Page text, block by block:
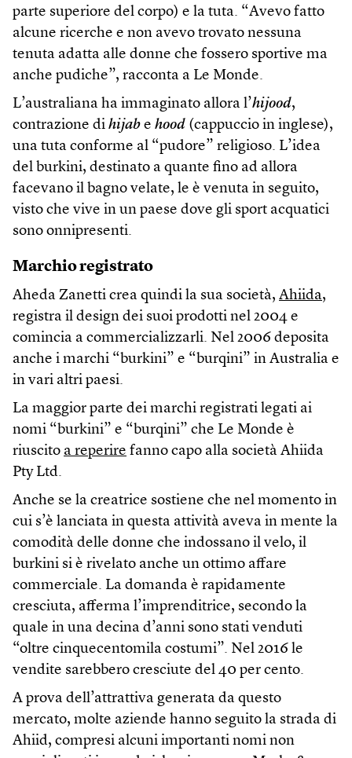
parte superiore del corpo) e la tuta. “Avevo fatto
alcune ricerche e non avevo trovato nessuna
tenuta adatta alle donne che fossero sportive ma
anche pudiche”, racconta a Le Monde.
L’australiana ha immaginato allora l’hijood,
contrazione di hijab e hood (cappuccio in inglese),
una tuta conforme al “pudore” religioso. L’idea
del burkini, destinato a quante fino ad allora
facevano il bagno velate, le è venuta in seguito,
visto che vive in un paese dove gli sport acquatici
sono onnipresenti.
Marchio registrato
Aheda Zanetti crea quindi la sua società, Ahiida,
registra il design dei suoi prodotti nel 2004 e
comincia a commercializzarli. Nel 2006 deposita
anche i marchi “burkini” e “burqini” in Australia e
in vari altri paesi.
La maggior parte dei marchi registrati legati ai
nomi “burkini” e “burqini” che Le Monde è
riuscito a reperire fanno capo alla società Ahiida
Pty Ltd.
Anche se la creatrice sostiene che nel momento in
cui s’è lanciata in questa attività aveva in mente la
comodità delle donne che indossano il velo, il
burkini si è rivelato anche un ottimo affare
commerciale. La domanda è rapidamente
cresciuta, afferma l’imprenditrice, secondo la
quale in una decina d’anni sono stati venduti
“oltre cinquecentomila costumi”. Nel 2016 le
vendite sarebbero cresciute del 40 per cento.
A prova dell’attrattiva generata da questo
mercato, molte aziende hanno seguito la strada di
Ahiid, compresi alcuni importanti nomi non